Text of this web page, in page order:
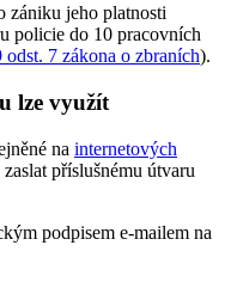
zániku jeho platnosti
policie do 10 pracovních
odst. 7 zákona o zbraních).
lze využít
na internetových
příslušnému útvaru
podpisem e-mailem na